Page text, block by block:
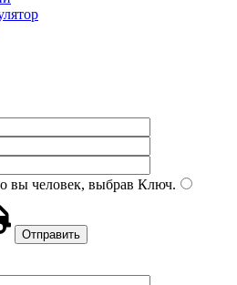
вы человек, выбрав Ключ.